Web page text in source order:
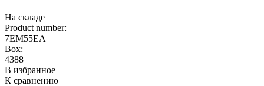
На складе
Product number:
7EM55EA
Box:
4388
В избранное
К сравнению